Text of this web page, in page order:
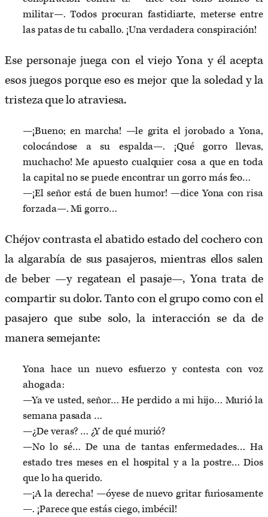
militar—. Todos procuran fastidiarte, meterse entre
las patas de tu caballo. ¡Una verdadera conspiración!
Ese personaje juega con el viejo Yona y él acepta
esos juegos porque eso es mejor que la soledad y la
tristeza que lo atraviesa.
—¡Bueno; en marcha! —le grita el jorobado a Yona,
colocándose a su espalda—. ¡Qué gorro llevas,
muchacho! Me apuesto cualquier cosa a que en toda
la capital no se puede encontrar un gorro más feo…
—¡El señor está de buen humor! —dice Yona con risa
forzada—. Mi gorro…
Chéjov contrasta el abatido estado del cochero con
la algarabía de sus pasajeros, mientras ellos salen
de beber —y regatean el pasaje—, Yona trata de
compartir su dolor. Tanto con el grupo como con el
pasajero que sube solo, la interacción se da de
manera semejante:
Yona hace un nuevo esfuerzo y contesta con voz
ahogada:
—Ya ve usted, señor… He perdido a mi hijo… Murió la
semana pasada …
—¿De veras? … ¿Y de qué murió?
—No lo sé… De una de tantas enfermedades… Ha
estado tres meses en el hospital y a la postre… Dios
que lo ha querido.
—¡A la derecha! —óyese de nuevo gritar furiosamente
—. ¡Parece que estás ciego, imbécil!